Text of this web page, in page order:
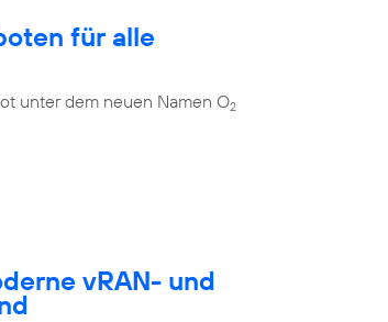
für alle
unter dem neuen Namen O2
vRAN- und